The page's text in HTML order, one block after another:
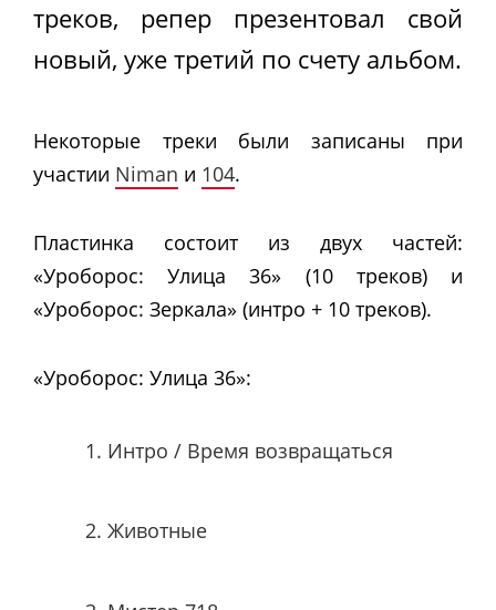
треков, репер презентовал свой
новый, уже третий по счету альбом.
Некоторые треки были записаны при
участии Niman и 104.
Пластинка состоит из двух частей:
«Уроборос: Улица 36» (10 треков) и
«Уроборос: Зеркала» (интро + 10 треков).
«Уроборос: Улица 36»:
Интро / Время возвращаться
Животные